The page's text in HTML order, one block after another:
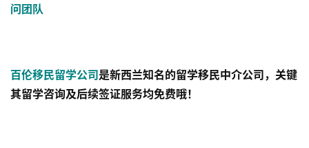
问团队
百伦移民留学公司是新西兰知名的留学移民中介公司，关键
其留学咨询及后续签证服务均免费哦！